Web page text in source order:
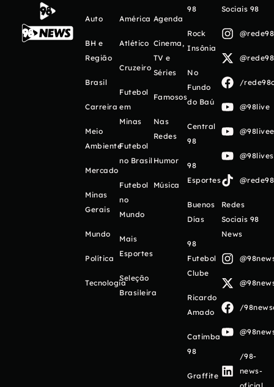
Auto
BH e
Região
Brasil
Carreira
Meio
Ambiente
Mercado
Minas
Gerais
Mundo
Política
Tecnologia
América
Atlético
Cruzeiro
Futebol
em
Minas
Futebol
no Brasil
Futebol
no
Mundo
Mais
Esportes
Seleção
Brasileira
Agenda
Cinema,
TV e
Séries
Famosos
Nas
Redes
Humor
Música
98
Rock
Insônia
No
Fundo
do Baú
Central
98
98
Esportes
Buenos
Días
98
Futebol
Clube
Ricardo
Amado
Catimba
98
Graffite
Sociais 98
/
@98live
Redes
Sociais 98
News
/
/98-
news-